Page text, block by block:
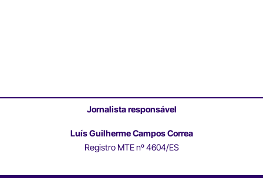
Jornalista responsável
Luís Guilherme Campos Correa
Registro MTE nº 4604/ES